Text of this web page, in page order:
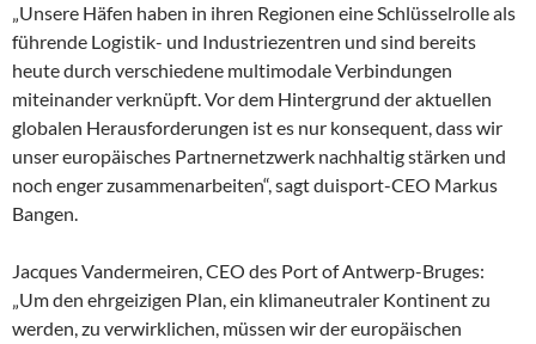
„Unsere Häfen haben in ihren Regionen eine Schlüsselrolle als
führende Logistik- und Industriezentren und sind bereits
heute durch verschiedene multimodale Verbindungen
miteinander verknüpft. Vor dem Hintergrund der aktuellen
globalen Herausforderungen ist es nur konsequent, dass wir
unser europäisches Partnernetzwerk nachhaltig stärken und
noch enger zusammenarbeiten“, sagt duisport-CEO Markus
Bangen.
Jacques Vandermeiren, CEO des Port of Antwerp-Bruges:
„Um den ehrgeizigen Plan, ein klimaneutraler Kontinent zu
werden, zu verwirklichen, müssen wir der europäischen